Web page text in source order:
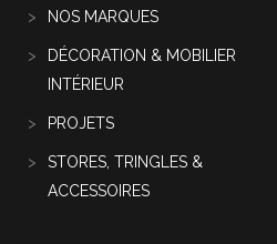
NOS MARQUES
DÉCORATION & MOBILIER
INTÉRIEUR
PROJETS
STORES, TRINGLES &
ACCESSOIRES